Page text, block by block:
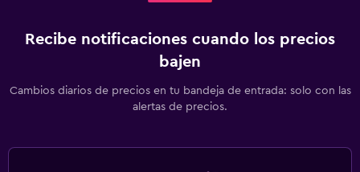
Recibe notificaciones cuando los precios
bajen
Cambios diarios de precios en tu bandeja de entrada: solo con las
alertas de precios.